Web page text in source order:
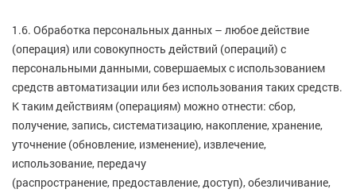
1.6. Обработка персональных данных – любое действие
(операция) или совокупность действий (операций) с
персональными данными, совершаемых с использованием
средств автоматизации или без использования таких средств.
К таким действиям (операциям) можно отнести: сбор,
получение, запись, систематизацию, накопление, хранение,
уточнение (обновление, изменение), извлечение,
использование, передачу
(распространение, предоставление, доступ), обезличивание,